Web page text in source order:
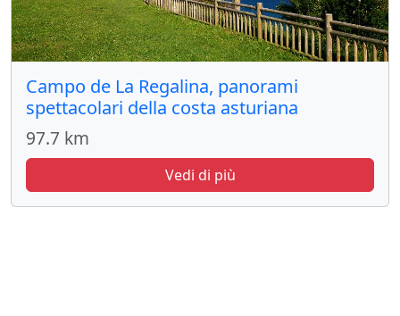
Campo de La Regalina, panorami
spettacolari della costa asturiana
97.7 km
Vedi di più